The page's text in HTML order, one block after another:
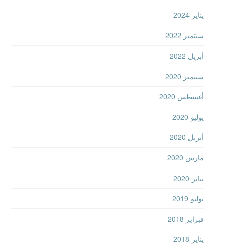
يناير 2024
سبتمبر 2022
أبريل 2022
سبتمبر 2020
أغسطس 2020
يوليو 2020
أبريل 2020
مارس 2020
يناير 2020
يوليو 2019
فبراير 2018
يناير 2018